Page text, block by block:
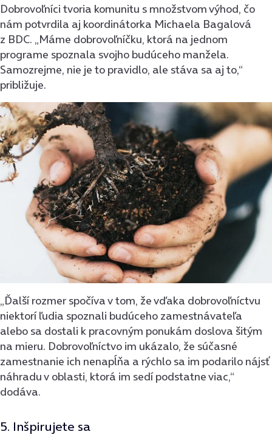
Dobrovoľníci tvoria komunitu s množstvom výhod, čo
nám potvrdila aj koordinátorka Michaela Bagalová
z BDC. „Máme dobrovoľníčku, ktorá na jednom
programe spoznala svojho budúceho manžela.
Samozrejme, nie je to pravidlo, ale stáva sa aj to,“
približuje.
„Ďalší rozmer spočíva v tom, že vďaka dobrovoľníctvu
niektorí ľudia spoznali budúceho zamestnávateľa
alebo sa dostali k pracovným ponukám doslova šitým
na mieru. Dobrovoľníctvo im ukázalo, že súčasné
zamestnanie ich nenapĺňa a rýchlo sa im podarilo nájsť
náhradu v oblasti, ktorá im sedí podstatne viac,“
dodáva.
5. Inšpirujete sa